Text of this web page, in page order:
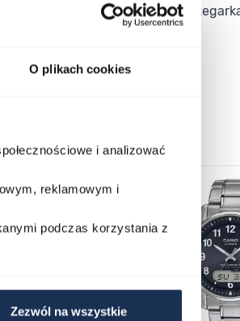
O plikach cookies
i analizować
reklamowym i
podczas korzystania z
Zezwól na wszystkie
Jeśli szukasz damskiego
do nawigacji karuzeli za pomocą linka